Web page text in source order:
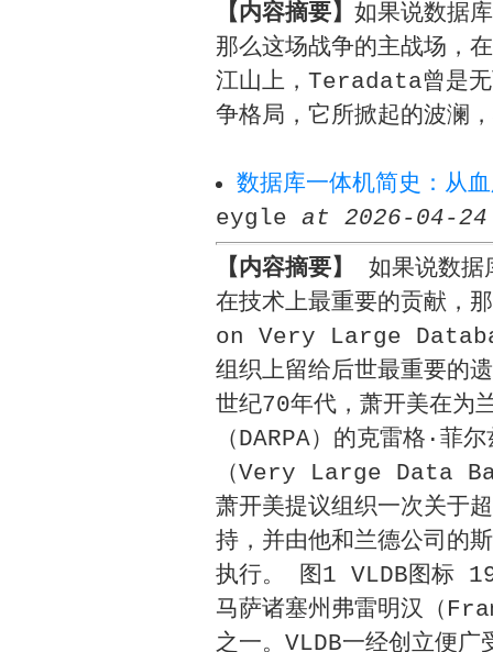
【内容摘要】 如果说数据
那么这场战争的主战场，
江山上，Teradata曾是
争格局，它所掀起的波澜
数据库一体机简史：从
eygle at 2026-04-24
【内容摘要】
如果说数
在技术上最重要的贡献
on Very Large
组织上留给后世最重要的
世纪70年代，萧开美在为
（DARPA）的克雷格·
（Very Large Data
萧开美提议组织一次关于
持，并由他和兰德公司
执行。 图1 VLDB图标
马萨诸塞州弗雷明汉（
之一。VLDB一经创立便